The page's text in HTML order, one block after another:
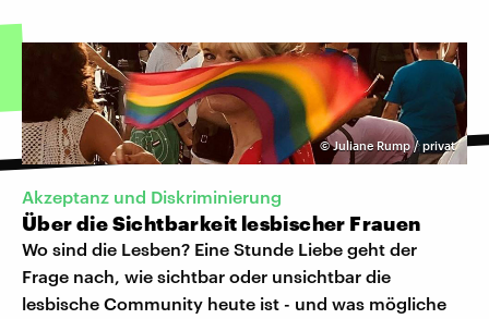
©Juliane Rump / privat
Akzeptanz und Diskriminierung
Über die Sichtbarkeit lesbischer Frauen
Wo sind die Lesben? Eine Stunde Liebe geht der
Frage nach, wie sichtbar oder unsichtbar die
lesbische Community heute ist - und was mögliche